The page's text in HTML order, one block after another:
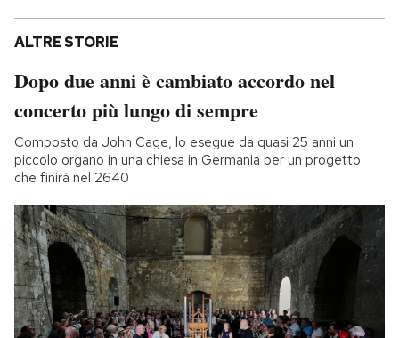
ALTRE STORIE
Dopo due anni è cambiato accordo nel
concerto più lungo di sempre
Composto da John Cage, lo esegue da quasi 25 anni un
piccolo organo in una chiesa in Germania per un progetto
che finirà nel 2640